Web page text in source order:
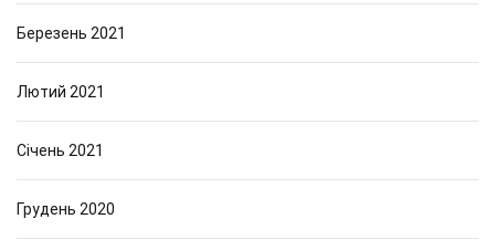
Березень 2021
Лютий 2021
Січень 2021
Грудень 2020